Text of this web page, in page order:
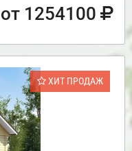
от 1254100
ХИТ ПРОДАЖ